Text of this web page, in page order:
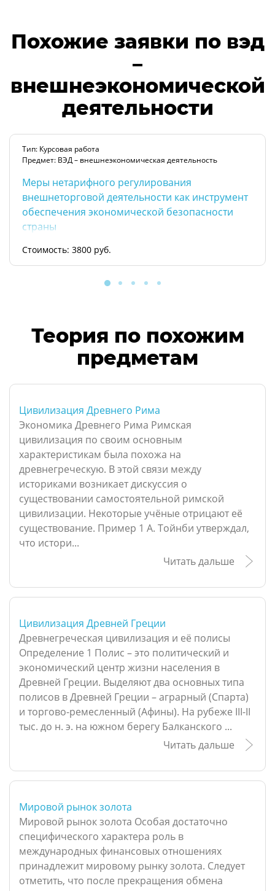
Похожие заявки по вэд
–
внешнеэкономической
деятельности
Тип: Курсовая работа
Предмет: ВЭД – внешнеэкономическая деятельность
Меры нетарифного регулирования
внешнеторговой деятельности как инструмент
обеспечения экономической безопасности
страны
Стоимость: 3800 руб.
Теория по похожим
предметам
Цивилизация Древнего Рима
Экономика Древнего Рима Римская
цивилизация по своим основным
характеристикам была похожа на
древнегреческую. В этой связи между
историками возникает дискуссия о
существовании самостоятельной римской
цивилизации. Некоторые учёные отрицают её
существование. Пример 1 А. Тойнби утверждал,
что истори...
Читать дальше
Цивилизация Древней Греции
Древнегреческая цивилизация и её полисы
Определение 1 Полис – это политический и
экономический центр жизни населения в
Древней Греции. Выделяют два основных типа
полисов в Древней Греции – аграрный (Спарта)
и торгово-ремесленный (Афины). На рубеже III-II
тыс. до н. э. на южном берегу Балканского ...
Читать дальше
Мировой рынок золота
Мировой рынок золота Особая достаточно
специфического характера роль в
международных финансовых отношениях
принадлежит мировому рынку золота. Следует
отметить, что после прекращения обмена